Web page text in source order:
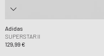
Adidas
SUPERSTAR II
129,99 €